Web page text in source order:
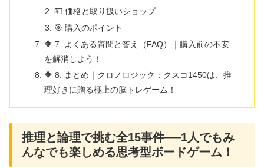
💴 価格と取り扱いショップ
🎯 購入のポイント
🔶 7. よくある質問と答え（FAQ）｜購入前の不安
を解消しよう！
🔶 8. まとめ｜クロノロジック：クスコ1450は、推
理好きに贈る極上の脳トレゲーム！
推理と論理で挑む全15事件──1人でもみ
んなでも楽しめる思考型ボードゲーム！